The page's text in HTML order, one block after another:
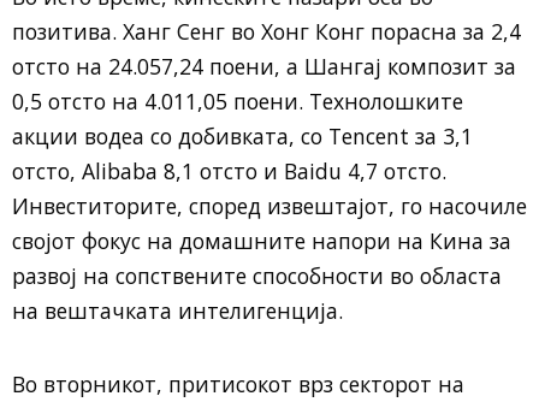
позитива. Ханг Сенг во Хонг Конг порасна за 2,4
отсто на 24.057,24 поени, а Шангај композит за
0,5 отсто на 4.011,05 поени. Технолошките
акции водеа со добивката, со Tencent за 3,1
отсто, Alibaba 8,1 отсто и Baidu 4,7 отсто.
Инвеститорите, според извештајот, го насочиле
својот фокус на домашните напори на Кина за
развој на сопствените способности во областа
на вештачката интелигенција.
Во вторникот, притисокот врз секторот на